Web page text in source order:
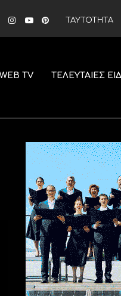
ΤΑΥΤΟΤΗΤΑ
WEB TV ΤΕΛΕΥΤΑΙΕΣ